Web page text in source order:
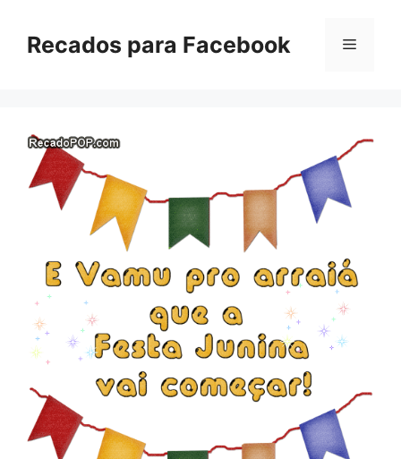
paraRecados para Facebook Menu